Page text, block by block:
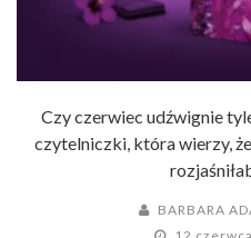
Czy czerwiec udźwignie
czytelniczki, która wierzy,
BARBARA